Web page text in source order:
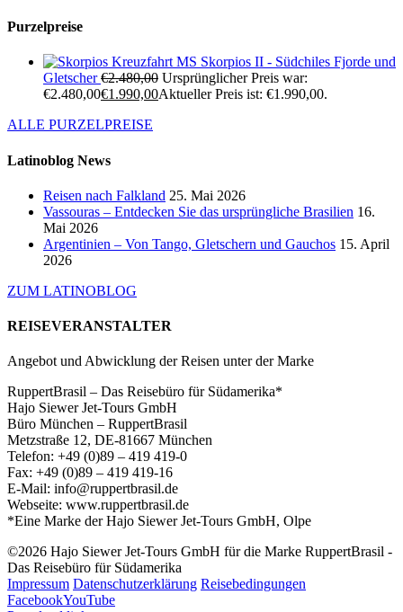
Purzelpreise
Kreuzfahrt MS Skorpios II - Südchiles Fjorde und
Gletscher €2.480,00 Ursprünglicher Preis war:
€2.480,00€1.990,00Aktueller Preis ist: €1.990,00.
ALLE PURZELPREISE
Latinoblog News
Reisen nach Falkland 25. Mai 2026
Vassouras – Entdecken Sie das ursprüngliche Brasilien 16.
Mai 2026
Argentinien – Von Tango, Gletschern und Gauchos 15. April
2026
ZUM LATINOBLOG
REISEVERANSTALTER
Angebot und Abwicklung der Reisen unter der Marke
RuppertBrasil – Das Reisebüro für Südamerika*
Hajo Siewer Jet-Tours GmbH
Büro München – RuppertBrasil
Metzstraße 12, DE-81667 München
Telefon: +49 (0)89 – 419 419-0
Fax: +49 (0)89 – 419 419-16
E-Mail: info@ruppertbrasil.de
Webseite: www.ruppertbrasil.de
*Eine Marke der Hajo Siewer Jet-Tours GmbH, Olpe
©2026 Hajo Siewer Jet-Tours GmbH für die Marke RuppertBrasil -
Das Reisebüro für Südamerika
Impressum Datenschutzerklärung Reisebedingungen
FacebookYouTube